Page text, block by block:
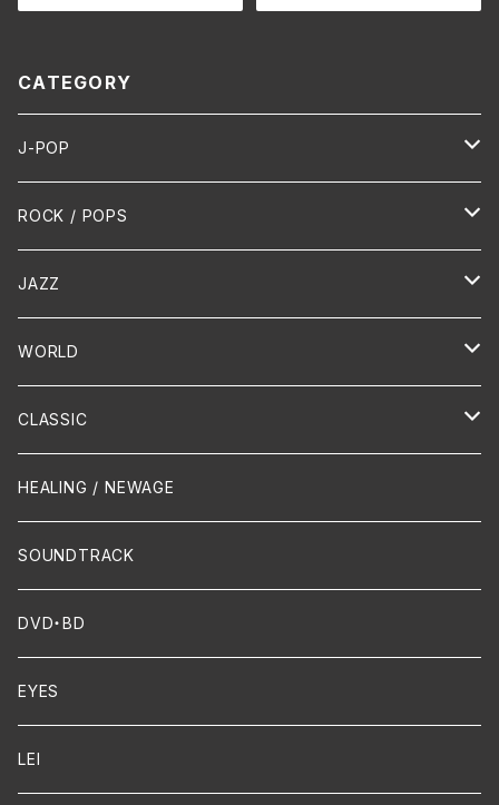
CATEGORY
J-POP
HR/HM
演歌 / 歌謡曲
PUNK/HARDCORE
Hip-Hop/Dancehall Reggae
ROCK / POPS
Oldies
HR/HM
JAZZ
Vocal
Piano
Crossover / Fusion
Dixie / New Orleans
FUNK
WORLD
HAWAIIAN
Chanson
CLASSIC
Piano
Flute
Violin
Cello
Guitar / Ukulele
HEALING / NEWAGE
SOUNDTRACK
DVD・BD
EYES
LEI